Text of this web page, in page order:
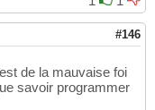
#146
de la mauvaise foi
savoir programmer